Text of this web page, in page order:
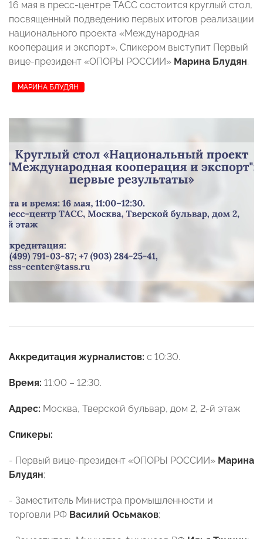
16 мая в пресс-центре ТАСС состоится круглый стол,
посвященный подведению первых итогов реализации
национального проекта «Международная
кооперация и экспорт». Спикером выступит Первый
вице-президент «ОПОРЫ РОССИИ» Марина Блудян.
МАРИНА БЛУДЯН
Аккредитация журналистов: с 10:30.
Время: 11:00 – 12:30.
Адрес: Москва, Тверской бульвар, дом 2, 2-й этаж
Спикеры:
- Первый вице-президент «ОПОРЫ РОССИИ» Марина
Блудян;
- Заместитель Министра промышленности и
торговли РФ Василий Осьмаков;